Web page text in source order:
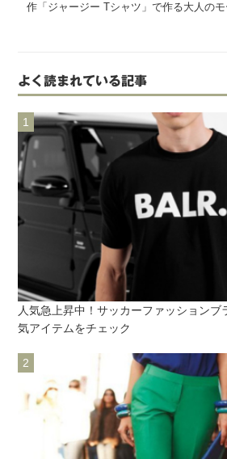
作「ジャージー Tシャツ」で作る大人の
よく読まれている記事
人気急上昇中！サッカーファッションブ
気アイテムをチェック